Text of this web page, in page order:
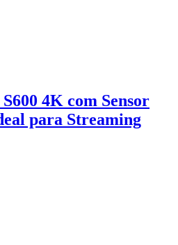
4K com Sensor
para Streaming